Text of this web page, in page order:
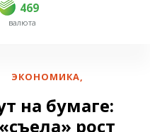
469469
валюта
ЭКОНОМИКА,
на бумаге:
рост